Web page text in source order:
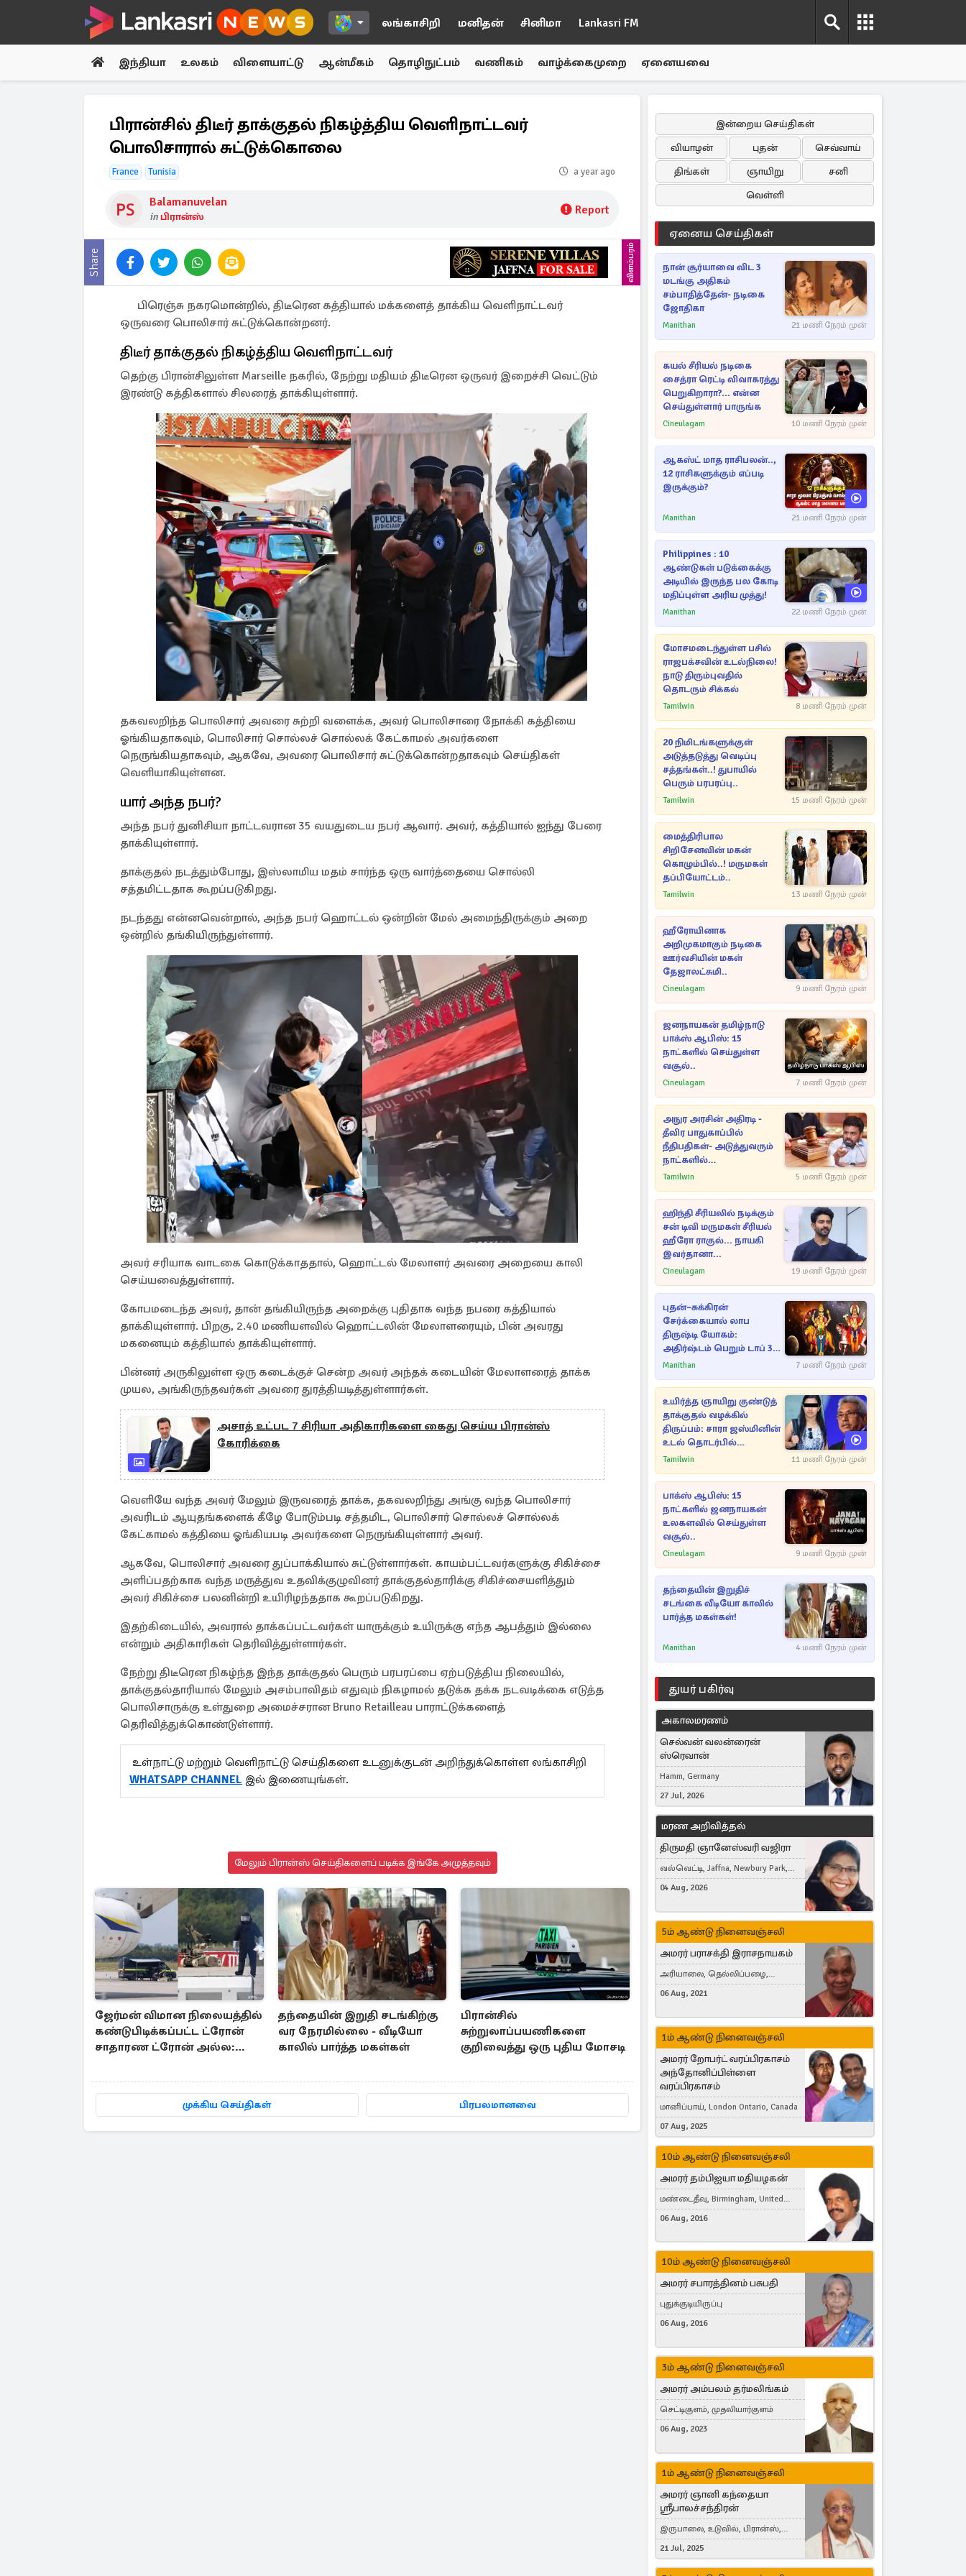
லங்காசிறி மனிதன் சினிமா Lankasri FM
இந்தியா உலகம் விளையாட்டு ஆன்மீகம் தொழிநுட்பம் வணிகம் வாழ்க்கைமுறை ஏனையவை
பிரான்சில் திடீர் தாக்குதல் நிகழ்த்திய வெளிநாட்டவர்
பொலிசாரால் சுட்டுக்கொலை
France Tunisia a year ago
Balamanuvelan
inபிரான்ஸ் Report
Share விளம்பரம்
பிரெஞ்சு நகரமொன்றில், திடீரென கத்தியால் மக்களைத் தாக்கிய வெளிநாட்டவர்
ஒருவரை பொலிசார் சுட்டுக்கொன்றனர்.
திடீர் தாக்குதல் நிகழ்த்திய வெளிநாட்டவர்
தெற்கு பிரான்சிலுள்ள Marseille நகரில், நேற்று மதியம் திடீரென ஒருவர் இறைச்சி வெட்டும்
இரண்டு கத்திகளால் சிலரைத் தாக்கியுள்ளார்.
தகவலறிந்த பொலிசார் அவரை சுற்றி வளைக்க, அவர் பொலிசாரை நோக்கி கத்தியை
ஓங்கியதாகவும், பொலிசார் சொல்லச் சொல்லக் கேட்காமல் அவர்களை
நெருங்கியதாகவும், ஆகவே, அவரை பொலிசார் சுட்டுக்கொன்றதாகவும் செய்திகள்
வெளியாகியுள்ளன.
யார் அந்த நபர்?
அந்த நபர் துனிசியா நாட்டவரான 35 வயதுடைய நபர் ஆவார். அவர், கத்தியால் ஐந்து பேரை
தாக்கியுள்ளார்.
தாக்குதல் நடத்தும்போது, இஸ்லாமிய மதம் சார்ந்த ஒரு வார்த்தையை சொல்லி
சத்தமிட்டதாக கூறப்படுகிறது.
நடந்தது என்னவென்றால், அந்த நபர் ஹொட்டல் ஒன்றின் மேல் அமைந்திருக்கும் அறை
ஒன்றில் தங்கியிருந்துள்ளார்.
அவர் சரியாக வாடகை கொடுக்காததால், ஹொட்டல் மேலாளர் அவரை அறையை காலி
செய்யவைத்துள்ளார்.
கோபமடைந்த அவர், தான் தங்கியிருந்த அறைக்கு புதிதாக வந்த நபரை கத்தியால்
தாக்கியுள்ளார். பிறகு, 2.40 மணியளவில் ஹொட்டலின் மேலாளரையும், பின் அவரது
மகனையும் கத்தியால் தாக்கியுள்ளார்.
பின்னர் அருகிலுள்ள ஒரு கடைக்குச் சென்ற அவர் அந்தக் கடையின் மேலாளரைத் தாக்க
முயல, அங்கிருந்தவர்கள் அவரை துரத்தியடித்துள்ளார்கள்.
அசாத் உட்பட 7 சிரியா அதிகாரிகளை கைது செய்ய பிரான்ஸ்
கோரிக்கை
வெளியே வந்த அவர் மேலும் இருவரைத் தாக்க, தகவலறிந்து அங்கு வந்த பொலிசார்
அவரிடம் ஆயுதங்களைக் கீழே போடும்படி சத்தமிட, பொலிசார் சொல்லச் சொல்லக்
கேட்காமல் கத்தியை ஓங்கியபடி அவர்களை நெருங்கியுள்ளார் அவர்.
ஆகவே, பொலிசார் அவரை துப்பாக்கியால் சுட்டுள்ளார்கள். காயம்பட்டவர்களுக்கு சிகிச்சை
அளிப்பதற்காக வந்த மருத்துவ உதவிக்குழுவினர் தாக்குதல்தாரிக்கு சிகிச்சையளித்தும்
அவர் சிகிச்சை பலனின்றி உயிரிழந்ததாக கூறப்படுகிறது.
இதற்கிடையில், அவரால் தாக்கப்பட்டவர்கள் யாருக்கும் உயிருக்கு எந்த ஆபத்தும் இல்லை
என்றும் அதிகாரிகள் தெரிவித்துள்ளார்கள்.
நேற்று திடீரென நிகழ்ந்த இந்த தாக்குதல் பெரும் பரபரப்பை ஏற்படுத்திய நிலையில்,
தாக்குதல்தாரியால் மேலும் அசம்பாவிதம் எதுவும் நிகழாமல் தடுக்க தக்க நடவடிக்கை எடுத்த
பொலிசாருக்கு உள்துறை அமைச்சரான Bruno Retailleau பாராட்டுக்களைத்
தெரிவித்துக்கொண்டுள்ளார்.
உள்நாட்டு மற்றும் வெளிநாட்டு செய்திகளை உடனுக்குடன் அறிந்துக்கொள்ள லங்காசிறி
WHATSAPP CHANNEL இல் இணையுங்கள்.
மேலும் பிரான்ஸ் செய்திகளைப் படிக்க இங்கே அழுத்தவும்
ஜேர்மன் விமான நிலையத்தில்
கண்டுபிடிக்கப்பட்ட ட்ரோன்
சாதாரண ட்ரோன் அல்ல:
தந்தையின் இறுதி சடங்கிற்கு
வர நேரமில்லை - வீடியோ
காலில் பார்த்த மகள்கள்
பிரான்சில்
சுற்றுலாப்பயணிகளை
குறிவைத்து ஒரு புதிய மோசடி
முக்கிய செய்திகள் பிரபலமானவை
இன்றைய செய்திகள்
வியாழன்
புதன்
செவ்வாய்
திங்கள்
ஞாயிறு
சனி
வெள்ளி
ஏனைய செய்திகள்
நான் சூர்யாவை விட 3
மடங்கு அதிகம்
சம்பாதித்தேன்- நடிகை
ஜோதிகா
Manithan 21 மணி நேரம் முன்
கயல் சீரியல் நடிகை
சைத்ரா ரெட்டி விவாகரத்து
பெறுகிறாரா?... என்ன
செய்துள்ளார் பாருங்க
Cineulagam 10 மணி நேரம் முன்
ஆகஸ்ட் மாத ராசிபலன்..,
12 ராசிகளுக்கும் எப்படி
இருக்கும்?
Manithan 21 மணி நேரம் முன்
Philippines : 10
ஆண்டுகள் படுக்கைக்கு
அடியில் இருந்த பல கோடி
மதிப்புள்ள அரிய முத்து!
Manithan 22 மணி நேரம் முன்
மோசமடைந்துள்ள பசில்
ராஜபக்சவின் உடல்நிலை!
நாடு திரும்புவதில்
தொடரும் சிக்கல்
Tamilwin 8 மணி நேரம் முன்
20 நிமிடங்களுக்குள்
அடுத்தடுத்து வெடிப்பு
சத்தங்கள்..! துபாயில்
பெரும் பரபரப்பு..
Tamilwin 15 மணி நேரம் முன்
மைத்திரிபால
சிறிசேனவின் மகன்
கொழும்பில்..! மருமகள்
தப்பியோட்டம்..
Tamilwin 13 மணி நேரம் முன்
ஹீரோயினாக
அறிமுகமாகும் நடிகை
ஊர்வசியின் மகள்
தேஜாலட்சுமி..
Cineulagam 9 மணி நேரம் முன்
ஜனநாயகன் தமிழ்நாடு
பாக்ஸ் ஆபிஸ்: 15
நாட்களில் செய்துள்ள
வசூல்..
Cineulagam 7 மணி நேரம் முன்
அநுர அரசின் அதிரடி -
தீவிர பாதுகாப்பில்
நீதிபதிகள்- அடுத்துவரும்
நாட்களில்
அம்பலமாகவுள்ள ரகசியம்
Tamilwin 5 மணி நேரம் முன்
ஹிந்தி சீரியலில் நடிக்கும்
சன் டிவி மருமகள் சீரியல்
ஹீரோ ராகுல்... நாயகி
இவர்தானா...
Cineulagam 19 மணி நேரம் முன்
புதன்–சுக்கிரன்
சேர்க்கையால் லாப
திருஷ்டி யோகம்:
அதிர்ஷ்டம் பெறும் டாப் 3
ராசிகள்!
Manithan 7 மணி நேரம் முன்
உயிர்த்த ஞாயிறு குண்டுத்
தாக்குதல் வழக்கில்
திருப்பம்: சாரா ஜஸ்மினின்
உடல் தொடர்பில்
நீதிமன்றத்தில் வெளியான
Tamilwin 11 மணி நேரம் முன்
பாக்ஸ் ஆபிஸ்: 15
நாட்களில் ஜனநாயகன்
உலகளவில் செய்துள்ள
வசூல்..
Cineulagam 9 மணி நேரம் முன்
தந்தையின் இறுதிச்
சடங்கை வீடியோ காலில்
பார்த்த மகள்கள்!
Manithan 4 மணி நேரம் முன்
துயர் பகிர்வு
அகாலமரணம்
செல்வன் வலன்ரைன்
ஸ்ரெவான்
Hamm, Germany
27 Jul, 2026
மரண அறிவித்தல்
திருமதி ஞானேஸ்வரி வஜிரா
வல்வெட்டி, Jaffna, Newbury Park,
United Kingdom
04 Aug, 2026
5ம் ஆண்டு நினைவஞ்சலி
அமரர் பராசக்தி இராசநாயகம்
அரியாலை, தெல்லிப்பழை,
Montreal, Canada
06 Aug, 2021
1ம் ஆண்டு நினைவஞ்சலி
அமரர் றோபர்ட் வரப்பிரகாசம்
அந்தோனிப்பிள்ளை
வரப்பிரகாசம்
மானிப்பாய், London Ontario, Canada
07 Aug, 2025
10ம் ஆண்டு நினைவஞ்சலி
அமரர் தம்பிஐயா மதியழகன்
மண்டைதீவு, Birmingham, United
Kingdom
06 Aug, 2016
10ம் ஆண்டு நினைவஞ்சலி
அமரர் சபாரத்தினம் பசுபதி
புதுக்குடியிருப்பு
06 Aug, 2016
3ம் ஆண்டு நினைவஞ்சலி
அமரர் அம்பலம் தர்மலிங்கம்
செட்டிகுளம், முதலியார்குளம்
06 Aug, 2023
1ம் ஆண்டு நினைவஞ்சலி
அமரர் ஞானி கந்தையா
ஸ்ரீபாலச்சந்திரன்
இருபாலை, உடுவில், பிரான்ஸ்,
France
21 Jul, 2025